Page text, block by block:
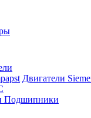
Двигатели
Подшипники